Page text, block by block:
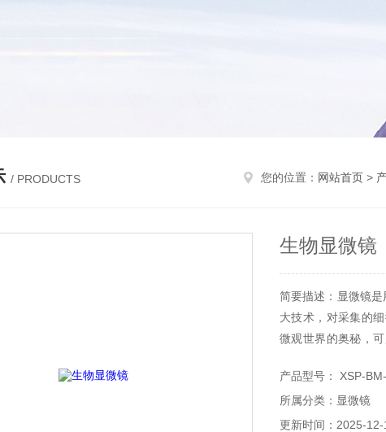
/ PRODUCTS 您的位置： 网站首页 >
生物显微镜
简要描述：显微镜
大技术，对采集的
微观世界的奥秘，
产品型号： XSP-
所属分类：显微镜
更新时间：2025-12-